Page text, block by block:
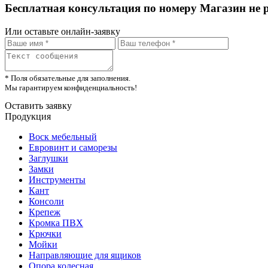
Бесплатная консультация по номеру Магазин не
Или оставьте онлайн-заявку
* Поля обязательные для заполнения.
Мы гарантируем конфиденциальность!
Оставить заявку
Продукция
Воск мебельный
Евровинт и саморезы
Заглушки
Замки
Инструменты
Кант
Консоли
Крепеж
Кромка ПВХ
Крючки
Мойки
Направляющие для ящиков
Опора колесная